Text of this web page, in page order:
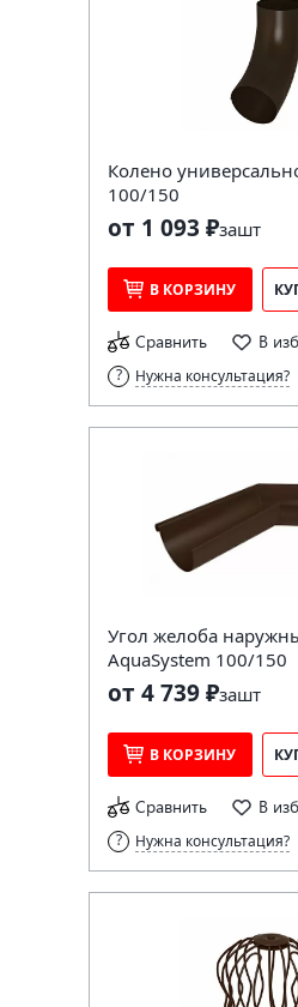
Колено
100/150
от 1 093 ₽зашт
В КОРЗИНУ
Сравнить В
Нужна консультация?
Угол желоба
AquaSystem 100/150
от 4 739 ₽зашт
В КОРЗИНУ
Сравнить В
Нужна консультация?